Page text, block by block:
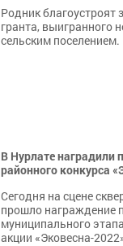
Родник благоустроят
гранта, выигранного
сельским поселением.
В Нурлате наградили
районного конкурса
Сегодня на сцене
прошло награждение
муниципального
акции «Эковесна-